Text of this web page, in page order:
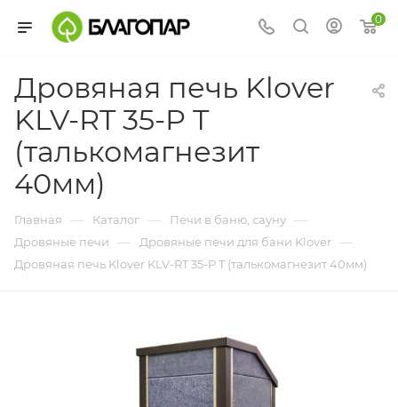
0
Дровяная печь Klover
KLV-RT 35-P T
(талькомагнезит
40мм)
Главная — Каталог — Печи в баню, сауну —
Дровяные печи — Дровяные печи для бани Klover —
Дровяная печь Klover KLV-RT 35-P T (талькомагнезит 40мм)